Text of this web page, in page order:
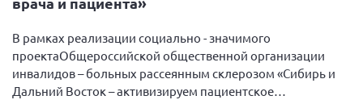
В рамках реализации социально - значимого
проектаОбщероссийской общественной организации
инвалидов – больных рассеянным склерозом «Сибирь и
Дальний Восток – активизируем пациентское